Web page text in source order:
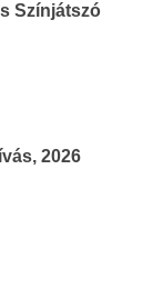
Színjátszó
2026